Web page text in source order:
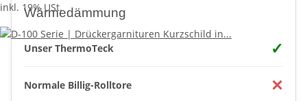
Wärmedämmung
Unser ThermoTeck ✓
Normale Billig-Rolltore ✕
inkl. 19% USt.